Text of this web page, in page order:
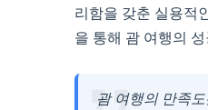
로얄 오키드 괌 호텔
리함을 갖춘 실용적
을 통해 괌 여행의
괌 여행의 만족